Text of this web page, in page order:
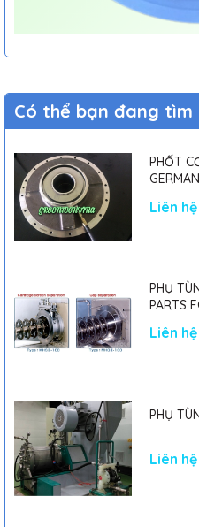
Có thể bạn đang tìm
PHỐT
Liên hệ
PHỤ
PARTS FOR
Liên hệ
PHỤ
Liên hệ